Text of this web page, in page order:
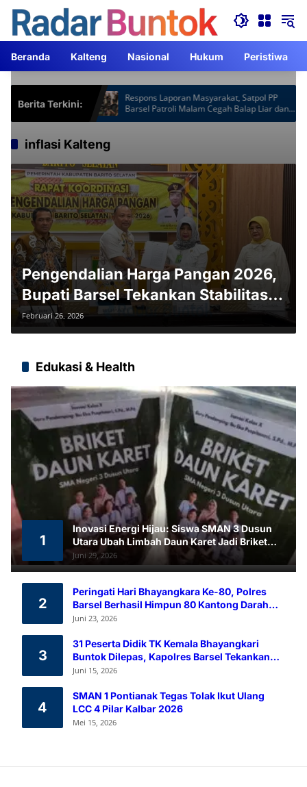
Langsung
konten
Beranda Kalteng Nasional Hukum Peristiwa
Berita Terkini:
Gardu
Lebih
Respons Laporan Masyarakat, Satpol PP
Barsel Patroli Malam Cegah Balap Liar dan
Knalpot Brong
inflasi Kalteng
Pengendalian Harga Pangan 2026,
Bupati Barsel Tekankan Stabilitas
dan Sinergi Lintas Sektor
Februari 26, 2026
Edukasi & Health
1
Inovasi Energi Hijau: Siswa SMAN 3 Dusun
Utara Ubah Limbah Daun Karet Jadi Briket
Ramah Lingkungan
Juni 29, 2026
2
Peringati Hari Bhayangkara Ke-80, Polres
Barsel Berhasil Himpun 80 Kantong Darah
Melalui Aksi Donor Darah
Juni 23, 2026
3
31 Peserta Didik TK Kemala Bhayangkari
Buntok Dilepas, Kapolres Barsel Tekankan
Pendidikan Karakter
Juni 15, 2026
4
SMAN 1 Pontianak Tegas Tolak Ikut Ulang
LCC 4 Pilar Kalbar 2026
Mei 15, 2026